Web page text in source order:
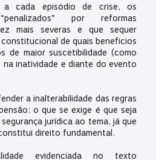
cada episódio de crise, os
por reformas
mais severas e que sequer
de quais benefícios
de maior suscetibilidade (como
inatividade e diante do evento
a inalterabilidade das regras
o que se exige é que seja
jurídica ao tema, já que
direito fundamental.
evidenciada no texto